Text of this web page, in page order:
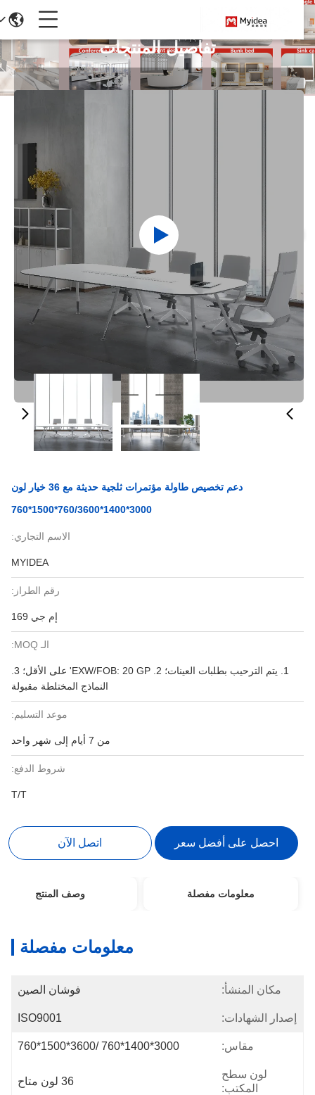
تفاصيل المنتجات
دعم تخصيص طاولة مؤتمرات ثلجية حديثة مع 36 خيار لون
3000*1400*760/3600*1500*760
الاسم التجاري:
MYIDEA
رقم الطراز:
إم جي 169
الـ MOQ:
1. يتم الترحيب بطلبات العينات؛ 2. EXW/FOB: 20 ​​GP' على الأقل؛ 3.
النماذج المختلطة مقبولة
موعد التسليم:
من 7 أيام إلى شهر واحد
شروط الدفع:
T/T
احصل على أفضل سعر اتصل الآن
معلومات مفصلة وصف المنتج
معلومات مفصلة
مكان المنشأ: فوشان الصين
إصدار الشهادات: ISO9001
مقاس: 3000*1400*760 /3600*1500*760
لون سطح
المكتب:
36 لون متاح